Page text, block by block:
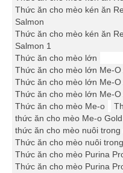
Thức ăn cho mèo kén ăn
Salmon
Thức ăn cho mèo kén ăn
Salmon 1
Thức ăn cho mèo lớn
Thức ăn cho mèo lớn Me-O
Thức ăn cho mèo lớn Me-O
Thức ăn cho mèo lớn Me-O
Thức ăn cho mèo Me-o
thức ăn cho mèo Me-o
thức ăn cho mèo nuôi trong
Thức ăn cho mèo nuôi
Thức ăn cho mèo Purina
Thức ăn cho mèo Purina